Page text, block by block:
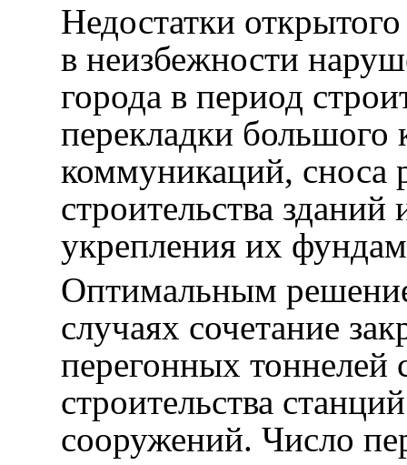
Недостатки
в неизбежности
города в период
перекладки большого
коммуникаций, сноса
строительства
укрепления их
Оптимальным
случаях сочетание
перегонных
строительства
сооружений. Число